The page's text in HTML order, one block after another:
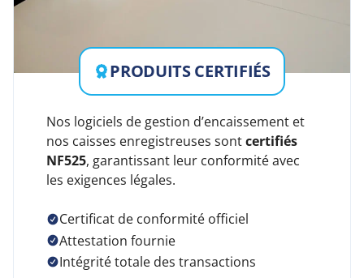
PRODUITS CERTIFIÉS
Nos logiciels de gestion d’encaissement et
nos caisses enregistreuses sontcertifiés
NF525, garantissant leur conformité avec
les exigences légales.
Certificat de conformité officiel
Attestation fournie
Intégrité totale des transactions